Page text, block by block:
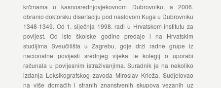
krčmama u kasnosrednjovjekovnom Dubrovniku, a 2006.
obranio doktorsku disertaciju pod naslovom Kuga u Dubrovniku
1348-1349. Od 1. siječnja 1998. radi u Hrvatskom institutu za
povijest. Od iste školske godine predaje i na Hrvatskim
studijima Sveučilišta u Zagrebu, gdje drži radne grupe iz
nacionalne povijesti srednjeg vijeka te kolegij o uporabi
računala u povijesnim istraživanjima. Suradnik je na nekoliko
izdanja Leksikografskog zavoda Miroslav Krleža. Sudjelovao
na više domaćih i stranih znanstvenih skupova vezanih uz